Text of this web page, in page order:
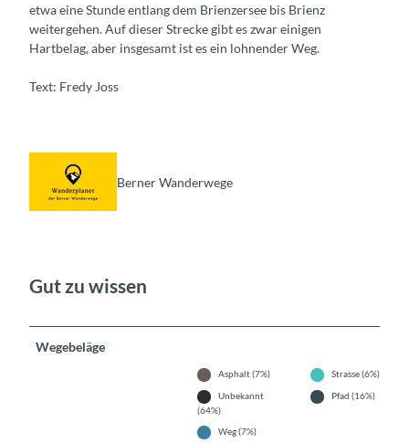
etwa eine Stunde entlang dem Brienzersee bis Brienz
weitergehen. Auf dieser Strecke gibt es zwar einigen
Hartbelag, aber insgesamt ist es ein lohnender Weg.
Text: Fredy Joss
Berner Wanderwege
Gut zu wissen
Wegebeläge
Asphalt (7%)
Strasse (6%)
Unbekannt
(64%)
Pfad (16%)
Weg (7%)